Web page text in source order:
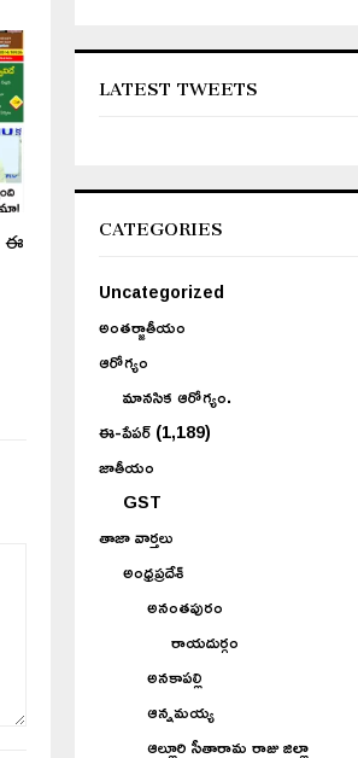
ఈ
LATEST TWEETS
CATEGORIES
Uncategorized
అంతర్జాతీయం
ఆరోగ్యం
మానసిక ఆరోగ్యం.
ఈ-పేపర్(1,189)
జాతీయం
GST
తాజా వార్తలు
అంధ్రప్రదేశ్
అనంతపురం
రాయదుర్గం
అనకాపల్లి
ఆన్నమయ్య
ఆల్లూరి సీతారామ రాజు జిల్లా